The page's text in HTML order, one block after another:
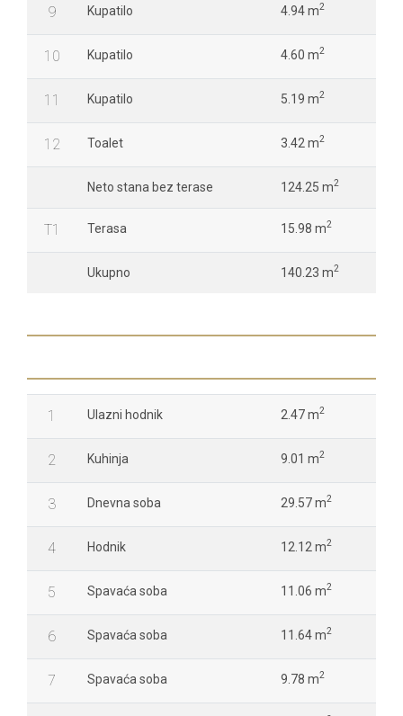
9 Kupatilo 4.94 m2
10 Kupatilo 4.60 m2
11 Kupatilo 5.19 m2
12 Toalet 3.42 m2
Neto stana bez terase 124.25 m2
T1 Terasa 15.98 m2
Ukupno 140.23 m2
1 Ulazni hodnik 2.47 m2
2 Kuhinja 9.01 m2
3 Dnevna soba 29.57 m2
4 Hodnik 12.12 m2
5 Spavaća soba 11.06 m2
6 Spavaća soba 11.64 m2
7 Spavaća soba 9.78 m2